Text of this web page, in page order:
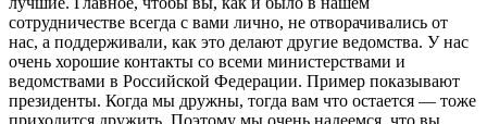
сотрудничестве всегда с вами лично, не отворачивались от
нас, а поддерживали, как это делают другие ведомства. У нас
очень хорошие контакты со всеми министерствами и
ведомствами в Российской Федерации. Пример показывают
президенты. Когда мы дружны, тогда вам что остается — тоже
приходится дружить. Поэтому мы очень надеемся, что вы